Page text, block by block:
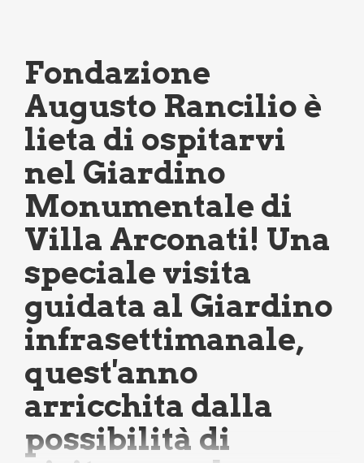
pane
Fondazione
Augusto Rancilio è
lieta di ospitarvi
nel Giardino
Monumentale di
Villa Arconati! Una
speciale visita
guidata al Giardino
infrasettimanale,
quest'anno
arricchita dalla
possibilità di